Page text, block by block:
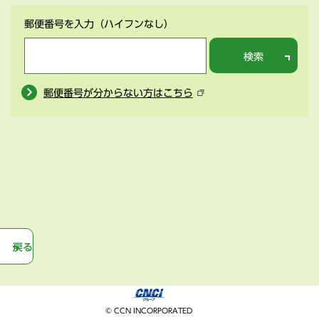
郵便番号を入力 （ハイフンなし）
検索
郵便番号が分からない方はこちら
戻る
© CCN INCORPORATED